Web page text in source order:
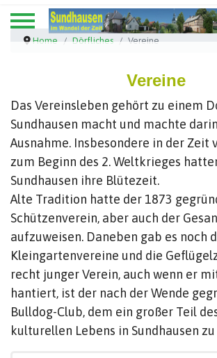
Home Dörfliches Vereine
Vereine
Das Vereinsleben gehört zu einem
Sundhausen macht und machte
Ausnahme. Insbesondere in der Zeit
zum Beginn des 2. Weltkrieges
Sundhausen ihre Blütezeit.
Alte Tradition hatte der 1873
Schützenverein, aber auch der
aufzuweisen. Daneben gab es noch
Kleingartenvereine und die
recht junger Verein, auch wenn er
hantiert, ist der nach der Wende
Bulldog-Club, dem ein großer Teil
kulturellen Lebens in Sundhausen